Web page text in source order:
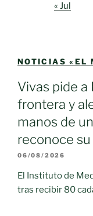
« Jul
NOTICIAS «EL
Vivas pide a
frontera y
manos de
reconoce
06/08/2026
El Instituto de
tras recibir 80